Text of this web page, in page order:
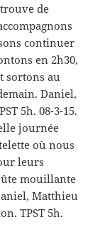
de
continuer
en 2h30,
sortons au
Daniel,
5h. 08-3-15.
journée
où nous
leurs
mouillante
Matthieu
TPST 5h.